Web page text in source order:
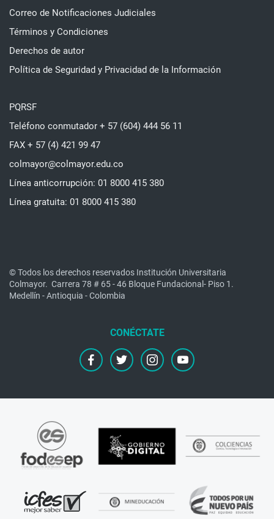
Correo de Notificaciones Judiciales
Términos y Condiciones
Derechos de autor
Política de Seguridad y Privacidad de la Información
PQRSF
Teléfono conmutador + 57 (604) 444 56 11
FAX + 57 (4) 421 99 47
colmayor@colmayor.edu.co
Línea anticorrupción: 01 8000 415 380
Línea gratuita: 01 8000 415 380
© Todos los derechos reservados Institución Universitaria
Colmayor. Carrera 78 # 65 - 46 Bloque Fundacional- Piso 1.
Medellín - Antioquia - Colombia